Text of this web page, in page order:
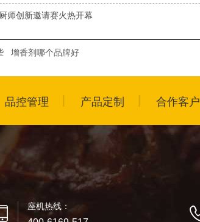
师创新邀请赛火热开幕
增香剂哪个品牌好
品控管理 产品定制 合作客户
座机热线：